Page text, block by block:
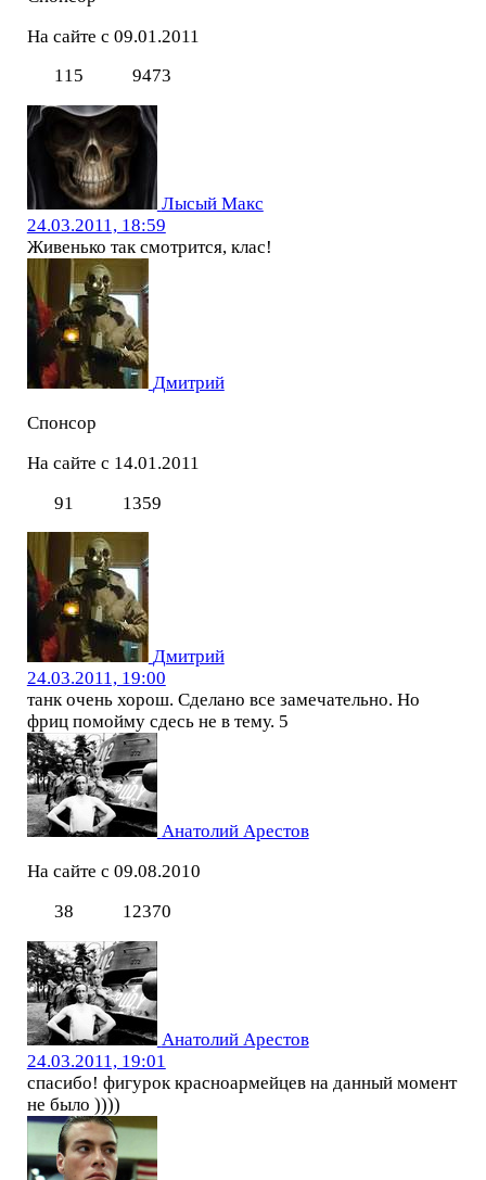
На сайте с 09.01.2011
115
9473
Лысый Макс
24.03.2011, 18:59
Живенько так смотрится, клас!
Дмитрий
Спонсор
На сайте с 14.01.2011
91
1359
Дмитрий
24.03.2011, 19:00
танк очень хорош. Сделано все замечательно. Но
фриц помойму сдесь не в тему. 5
Анатолий Арестов
На сайте с 09.08.2010
38
12370
Анатолий Арестов
24.03.2011, 19:01
спасибо! фигурок красноармейцев на данный момент
не было ))))